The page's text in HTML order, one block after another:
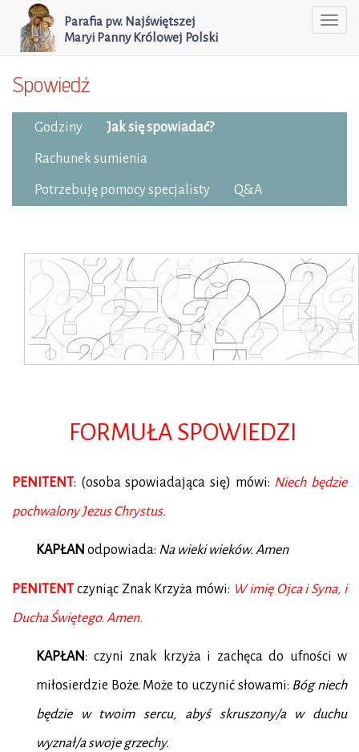
Parafia pw. Najświętszej
Maryi Panny Królowej Polski
Spowiedź
Godziny Jak się spowiadać?
Rachunek sumienia
Potrzebuję pomocy specjalisty Q&A
FORMUŁA SPOWIEDZI
PENITENT: (osoba spowiadająca się) mówi: Niech będzie
pochwalony Jezus Chrystus.
KAPŁAN odpowiada: Na wieki wieków. Amen
PENITENT czyniąc Znak Krzyża mówi: W imię Ojca i Syna, i
Ducha Świętego. Amen.
KAPŁAN: czyni znak krzyża i zachęca do ufności w
miłosierdzie Boże. Może to uczynić słowami: Bóg niech
będzie w twoim sercu, abyś skruszony/a w duchu
wyznał/a swoje grzechy.